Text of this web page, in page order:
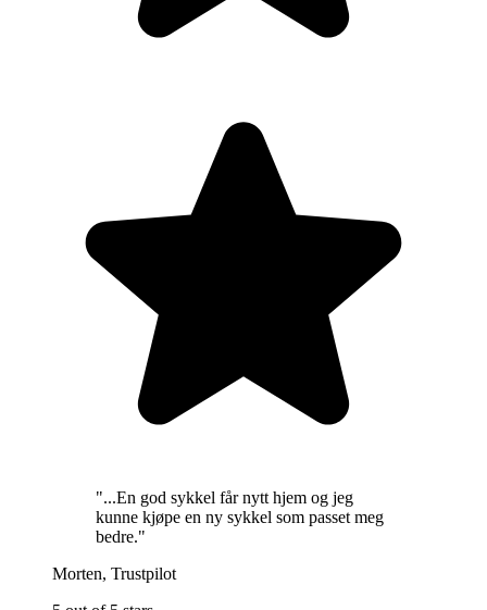
"...En god sykkel får nytt hjem og jeg
kunne kjøpe en ny sykkel som passet meg
bedre."
Morten, Trustpilot